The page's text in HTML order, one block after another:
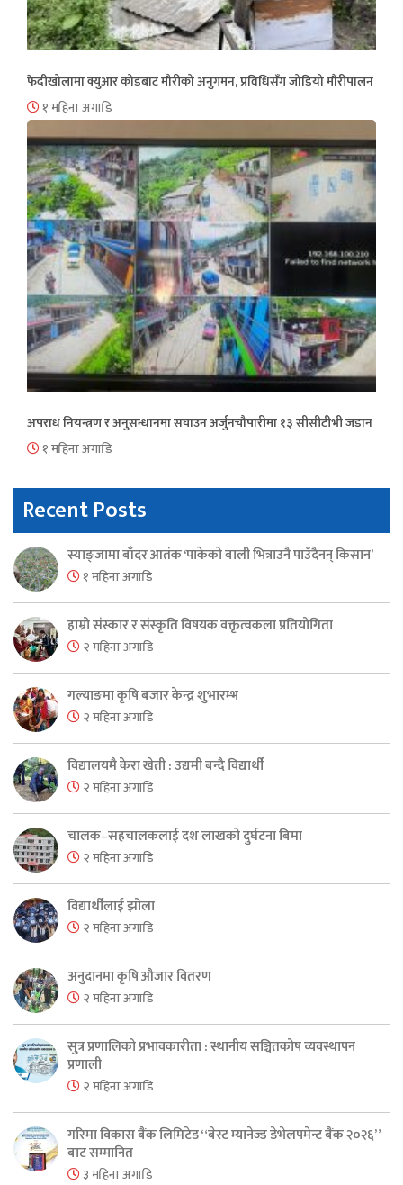
फेदीखोलामा क्युआर कोडबाट मौरीको अनुगमन, प्रविधिसँग जोडियो मौरीपालन
१ महिना अगाडि
अपराध नियन्त्रण र अनुसन्धानमा सघाउन अर्जुनचौपारीमा १३ सीसीटीभी जडान
१ महिना अगाडि
Recent Posts
स्याङ्जामा बाँदर आतंक ‘पाकेको बाली भित्राउनै पाउँदैनन् किसान’
१ महिना अगाडि
हाम्रो संस्कार र संस्कृति विषयक वक्तृत्वकला प्रतियोगिता
२ महिना अगाडि
गल्याङमा कृषि बजार केन्द्र शुभारम्भ
२ महिना अगाडि
विद्यालयमै केरा खेती : उद्यमी बन्दै विद्यार्थी
२ महिना अगाडि
चालक–सहचालकलाई दश लाखको दुर्घटना बिमा
२ महिना अगाडि
विद्यार्थीलाई झोला
२ महिना अगाडि
अनुदानमा कृषि औजार वितरण
२ महिना अगाडि
सुत्र प्रणालिको प्रभावकारीता : स्थानीय सञ्चितकोष व्यवस्थापन
प्रणाली
२ महिना अगाडि
गरिमा विकास बैंक लिमिटेड “बेस्ट म्यानेज्ड डेभेलपमेन्ट बैंक २०२६”
बाट सम्मानित
३ महिना अगाडि